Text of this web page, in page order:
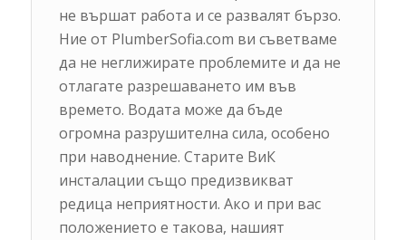
не вършат работа и се развалят бързо.
Ние от PlumberSofia.com ви съветваме
да не неглижирате проблемите и да не
отлагате разрешаването им във
времето. Водата може да бъде
огромна разрушителна сила, особено
при наводнение. Старите ВиК
инсталации също предизвикват
редица неприятности. Ако и при вас
положението е такова, нашият